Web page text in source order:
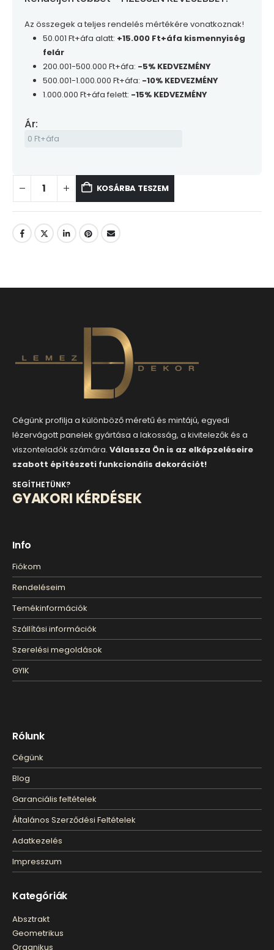
Az összegek a teljes rendelés mértékére vonatkoznak!
50.001 Ft+áfa alatt: +15.000 Ft+áfa kismennyiség
felár
200.001-500.000 Ft+áfa: -5% KEDVEZMÉNY
500.001-1.000.000 Ft+áfa: -10% KEDVEZMÉNY
1.000.000 Ft+áfa felett: -15% KEDVEZMÉNY
Ár:
KOSÁRBA TESZEM
Cégünk profilja a különböző méretű és mintájú, egyedi
lézervágott panelek gyártása a lakosság, a kivitelezők és a
viszonteladók számára. Válassza Ön is az elképzeléseire
szabott építészeti funkcionális dekorációt!
SEGÍTHETÜNK?
GYAKORI KÉRDÉSEK
Info
Fiókom
Rendeléseim
Temékinformációk
Szállítási információk
Szerelési megoldások
GYIK
Rólunk
Cégünk
Blog
Garanciális feltételek
Általános Szerződési Feltételek
Adatkezelés
Impresszum
Kategóriák
Absztrakt
Geometrikus
Organikus